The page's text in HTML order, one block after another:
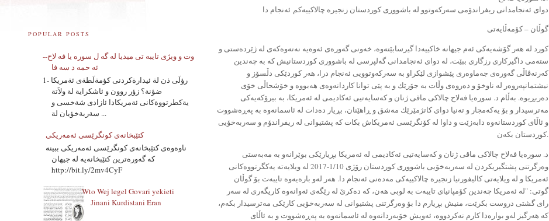
دوای ئەنجامدانی ریفراندۆمی سەركەوتوو لە باشووری كوردستان زنجیرە چالاكییەكم ئەنجام دا
گوڵان – كۆمەڵایەتی
كورد لە هەر گۆشەیەكی ئەم جیهانە خاكییەدا گیرسابێتەوە، خەونی گەورەی ئەوەیە نەتەوەكەی لە ژێردەستی و
ستەمی داگیركاری رزگاری ببێت، لە دوای ئەنجامدانی گەلپرسی لە باشووری كوردستانیش كە بە چەندین
كەرنەڤاڵی گەورەی جەماوەری پێشوازی لێكراو بە سەركەوتوویی ئەنجام درا، هەر كوردێكی دڵسۆز و
نیشتمانپەروەر لە ناوخۆ و دەروەی وڵات بە جۆرێك و بە پێی توانا كاردانەوەی هەبووە و خۆشحاڵی خۆی
دەربڕیوە. بەڵام د. سورەیا فەلاح چالاكى ماقى ژنان و كەسایەتیی ئەكادیمی لە ئەمریكا، بە بیرۆكەیەكی
مەترسیدار و بۆ یەكەمجار و تەنیا دوای كاتژمێرێك مەشق و ڕاهێنان، بڕیار دەدات لە ئاسمانەوە بە پەڕەشووت
و ئاڵای كوردستانەوە دابەزێت و داوا لە كۆنگرێسی ئەمریكاش بكات كە پشتیوانی لە ریفراندۆم و سەربەخۆیی
كوردستان بكەن.
د. سورەیا فەلاح چالاكى ماقى ژنان و كەسایەتیی ئەكادیمی لە ئەمریكا بڕیارێكی بوێرانەو به مەبەستی
وەرگرتنی پشتگیریكردن له سەربەخۆيی باشوورى کوردستان رۆژی 1/10-2017 له ویلایەتە يەكگرتووەكانى
ئەمريكا و له ويلايەتى كاليفورنيا زنجيره چالاكيیەكی مەدەنى ئەنجام دا. هەر لەو بارەیەوە تایبەت بۆ گوڵان
گوتی: "لە ئەمریكا چەندین كۆمپانیای تایبەت بە لوبی هەن، كە دەكرێ لە رێگەی ئەوانەوە كاریگەری لە سەر
رای گشتی دروست بكرێت، منیش بڕیارم دا بۆ وەرگرتنی پشتیوانی لە سەربەخۆیی كارێكی مەترسیدار بكەم،
كە هەرگیز لەو بوارەدا كارم نەكردووە، ئەویش خۆبەردانەوە لە ئاسمانەوە بە پەڕەشووت و بە ئاڵای
POPULAR POSTS
وت و ویژی تایبه تی میدیا له گه ل سوره یا فه لاح--
ئه حمه د سه فا
1- رؤلَى ذن لة ئيدارةكردنى كؤمةلَطةى ئةمريكا
ضؤنة؟ زؤر روون و ئاشكراية لة ولاَتة
يةكطرتووةكانى ئةمريكادا ئازادى شةخسى و
سةربةخؤيان لة ...
کتێبخانەی کونگرێسی ئه‌مه‌ریکی
ناوه‌وه‌ی کتێبخانەی کونگرێسی ئه‌مه‌ریکی ببینه‌
که‌ گه‌وره‌ترین کتێبخانەیه‌ له‌ جیهان
http://bit.ly/2mv4CyF
Wto Wej legel Govari yekieti
Jinani Kurdistani Eran